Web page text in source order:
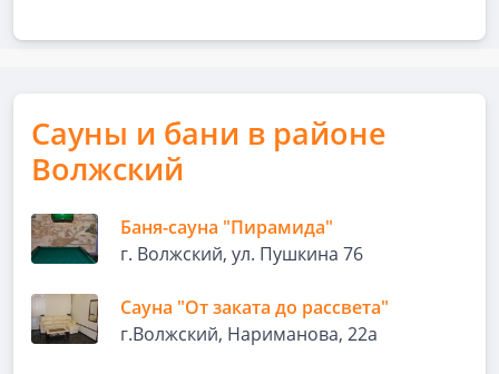
Сауны и бани в районе
Волжский
Баня-сауна "Пирамида"
г. Волжский, ул. Пушкина 76
Сауна "От заката до рассвета"
г.Волжский, Нариманова, 22а